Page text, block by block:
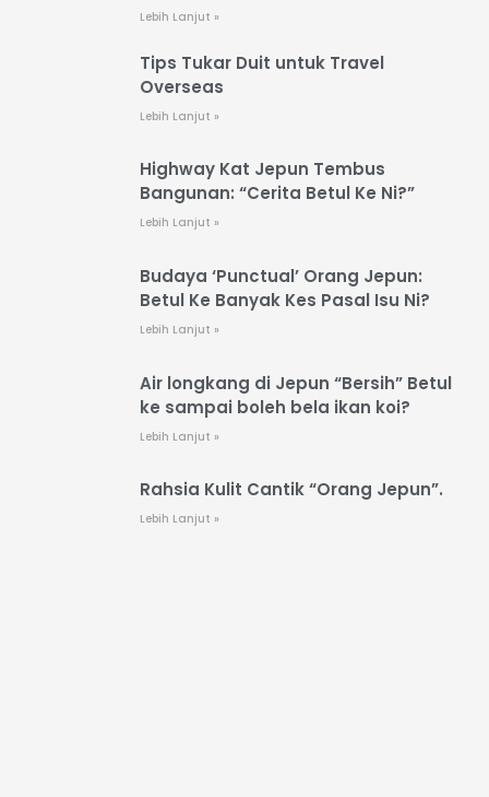
Lebih Lanjut »
Tips Tukar Duit untuk Travel
Overseas
Lebih Lanjut »
Highway Kat Jepun Tembus
Bangunan: “Cerita Betul Ke Ni?”
Lebih Lanjut »
Budaya ‘Punctual’ Orang Jepun:
Betul Ke Banyak Kes Pasal Isu Ni?
Lebih Lanjut »
Air longkang di Jepun “Bersih” Betul
ke sampai boleh bela ikan koi?
Lebih Lanjut »
Rahsia Kulit Cantik “Orang Jepun”.
Lebih Lanjut »